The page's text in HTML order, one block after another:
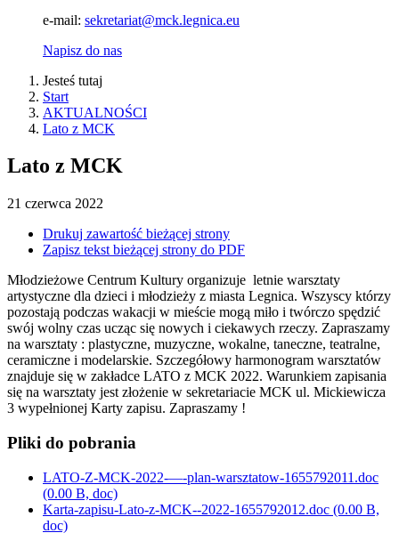
e-mail: sekretariat@mck.legnica.eu
Napisz do nas
Jesteś tutaj
Start
AKTUALNOŚCI
Lato z MCK
Lato z MCK
21 czerwca 2022
Drukuj zawartość bieżącej strony
Zapisz tekst bieżącej strony do PDF
Młodzieżowe Centrum Kultury organizuje letnie warsztaty
artystyczne dla dzieci i młodzieży z miasta Legnica. Wszyscy którzy
pozostają podczas wakacji w mieście mogą miło i twórczo spędzić
swój wolny czas ucząc się nowych i ciekawych rzeczy. Zapraszamy
na warsztaty : plastyczne, muzyczne, wokalne, taneczne, teatralne,
ceramiczne i modelarskie. Szczegółowy harmonogram warsztatów
znajduje się w zakładce LATO z MCK 2022. Warunkiem zapisania
się na warsztaty jest złożenie w sekretariacie MCK ul. Mickiewicza
3 wypełnionej Karty zapisu. Zapraszamy !
Pliki do pobrania
LATO-Z-MCK-2022-—-plan-warsztatow-1655792011.doc
(0.00 B, doc)
Karta-zapisu-Lato-z-MCK--2022-1655792012.doc (0.00 B,
doc)